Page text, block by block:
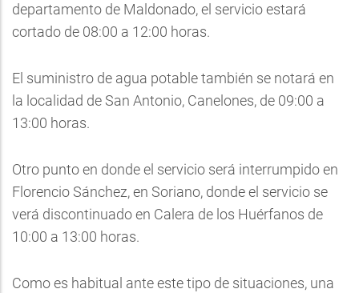
departamento de Maldonado, el servicio estará
cortado de 08:00 a 12:00 horas.
El suministro de agua potable también se notará en
la localidad de San Antonio, Canelones, de 09:00 a
13:00 horas.
Otro punto en donde el servicio será interrumpido en
Florencio Sánchez, en Soriano, donde el servicio se
verá discontinuado en Calera de los Huérfanos de
10:00 a 13:00 horas.
Como es habitual ante este tipo de situaciones, una